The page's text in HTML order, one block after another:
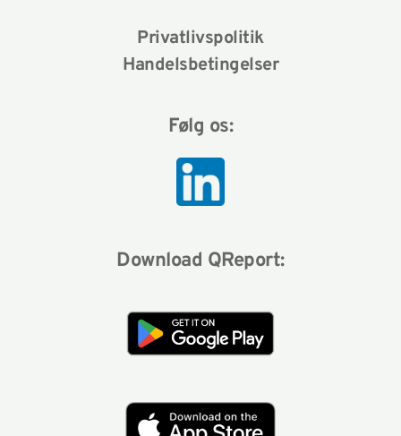
Privatlivspolitik
Handelsbetingelser
Følg os:
Download QReport: